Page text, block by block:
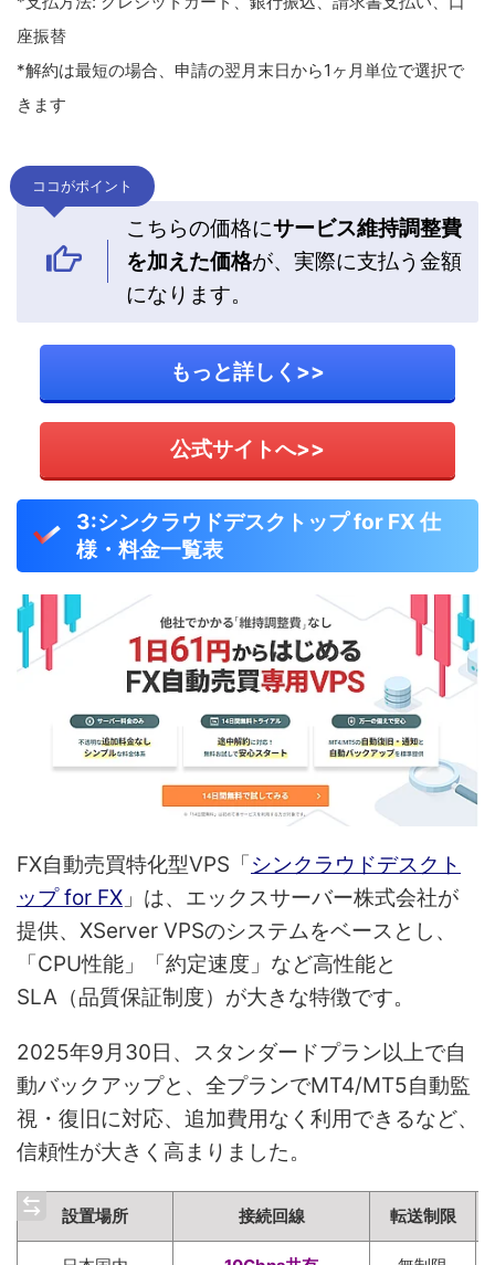
座振替
*解約は最短の場合、申請の翌月末日から1ヶ月単位で選択で
きます
ココがポイント
こちらの価格にサービス維持調整費
を加えた価格が、実際に支払う金額
になります。
もっと詳しく>>
公式サイトへ>>
3:シンクラウドデスクトップ for FX 仕
様・料金一覧表
FX自動売買特化型VPS「シンクラウドデスクト
ップ for FX 」は、エックスサーバー株式会社が
提供、XServer VPSのシステムをベースとし、
「CPU性能」「約定速度」など高性能と
SLA（品質保証制度）が大きな特徴です。
2025年9月30日、スタンダードプラン以上で自
動バックアップと、全プランでMT4/MT5自動監
視・復旧に対応、追加費用なく利用できるなど、
信頼性が大きく高まりました。
設置場所 接続回線 転送制限